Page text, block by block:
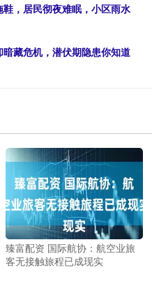
，居民彻夜难眠，小区雨水
藏危机，潜伏期隐患你知道
臻富配资 国际航协：航空业旅
客无接触旅程已成现实